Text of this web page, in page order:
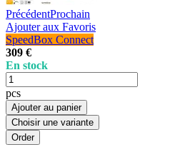
PrécédentProchain
Ajouter aux Favoris
SpeedBox Connect
309 €
En stock
pcs
Ajouter au panier
Choisir une variante